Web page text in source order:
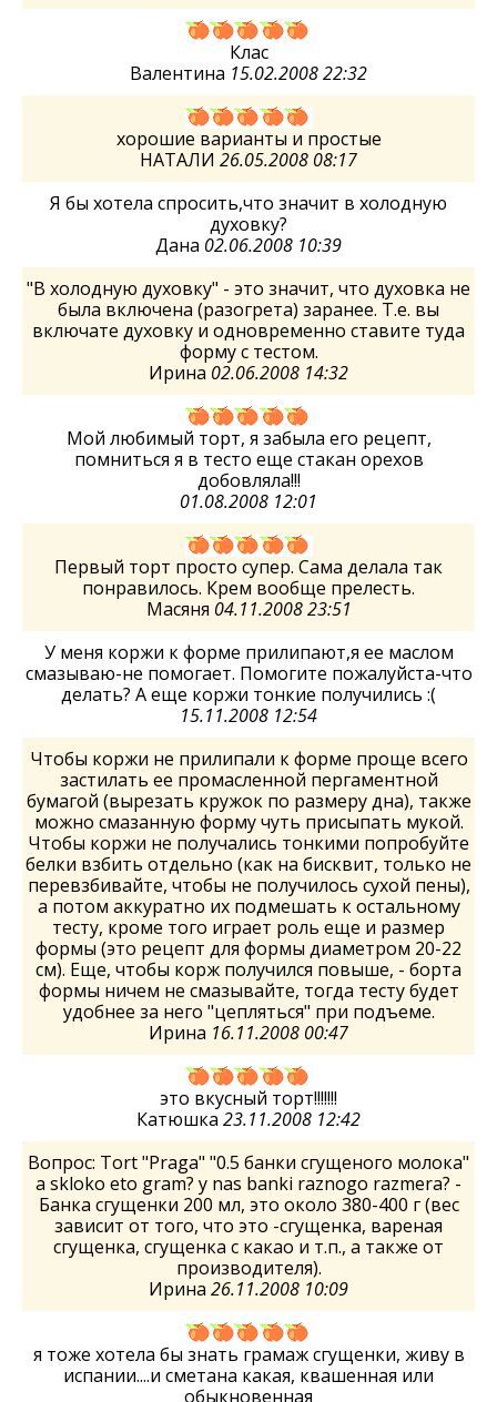
Клас
Валентина 15.02.2008 22:32
хорошие варианты и простые
НАТАЛИ 26.05.2008 08:17
Я бы хотела спросить,что значит в холодную
духовку?
Дана 02.06.2008 10:39
"В холодную духовку" - это значит, что духовка не
была включена (разогрета) заранее. Т.е. вы
включате духовку и одновременно ставите туда
форму с тестом.
Ирина 02.06.2008 14:32
Мой любимый торт, я забыла его рецепт,
помниться я в тесто еще стакан орехов
добовляла!!!
01.08.2008 12:01
Первый торт просто супер. Сама делала так
понравилось. Крем вообще прелесть.
Масяня 04.11.2008 23:51
У меня коржи к форме прилипают,я ее маслом
смазываю-не помогает. Помогите пожалуйста-что
делать? А еще коржи тонкие получились :(
15.11.2008 12:54
Чтобы коржи не прилипали к форме проще всего
застилать ее промасленной пергаментной
бумагой (вырезать кружок по размеру дна), также
можно смазанную форму чуть присыпать мукой.
Чтобы коржи не получались тонкими попробуйте
белки взбить отдельно (как на бисквит, только не
перевзбивайте, чтобы не получилось сухой пены),
а потом аккуратно их подмешать к остальному
тесту, кроме того играет роль еще и размер
формы (это рецепт для формы диаметром 20-22
см). Еще, чтобы корж получился повыше, - борта
формы ничем не смазывайте, тогда тесту будет
удобнее за него "цепляться" при подъеме.
Ирина 16.11.2008 00:47
это вкусный торт!!!!!!!
Катюшка 23.11.2008 12:42
Вопрос: Tort "Praga" "0.5 банки сгущеного молока"
a skloko eto gram? y nas banki raznogo razmera? -
Банка сгущенки 200 мл, это около 380-400 г (вес
зависит от того, что это -сгущенка, вареная
сгущенка, сгущенка с какао и т.п., а также от
производителя).
Ирина 26.11.2008 10:09
я тоже хотела бы знать грамаж сгущенки, живу в
испании....и сметана какая, квашенная или
обыкновенная